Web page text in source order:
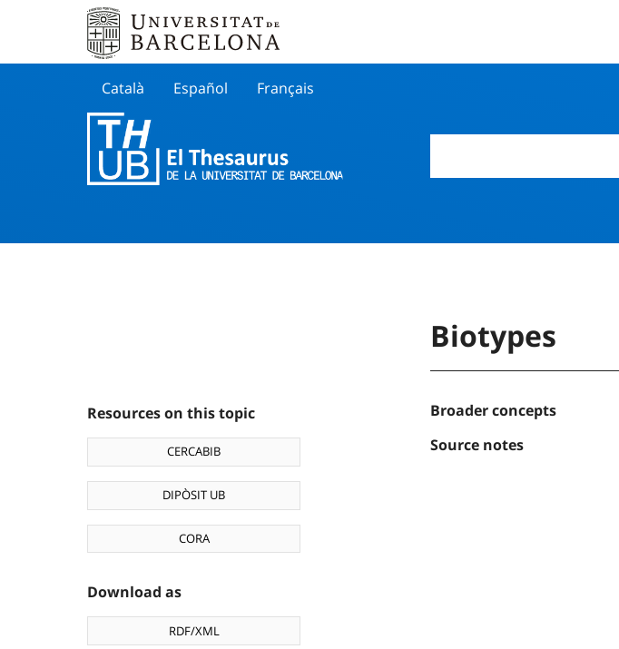
Català Español Français
Resources on this topic
CERCABIB
DIPÒSIT UB
CORA
Download as
RDF/XML
Biotypes
Broader concepts
Source notes